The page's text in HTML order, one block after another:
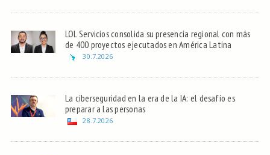
LOL Servicios consolida su presencia regional con más
de 400 proyectos ejecutados en América Latina
30.7.2026
La ciberseguridad en la era de la IA: el desafío es
preparar a las personas
28.7.2026